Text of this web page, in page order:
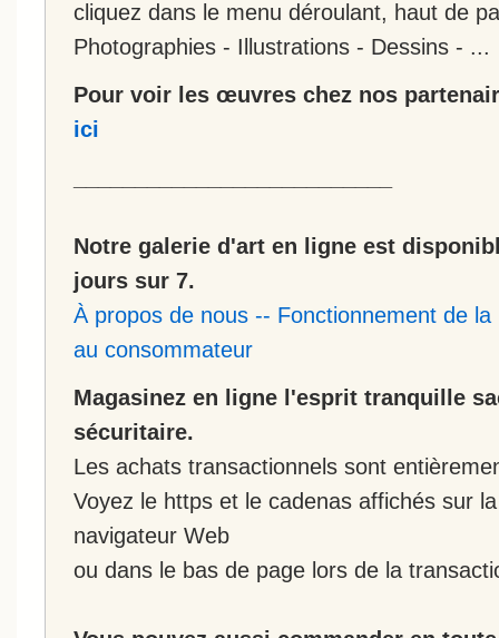
cliquez dans le menu déroulant, haut de
Photographies - Illustrations - Dessins - ...
Pour voir les œuvres chez nos
ici
Notre galerie d'art en ligne est
jours sur 7.
À propos de nous -- Fonctionnement de
au consommateur
Magasinez en ligne l'esprit tranquille
sécuritaire.
Les achats transactionnels sont
Voyez le https et le cadenas affichés sur
navigateur Web
ou dans le bas de page lors de la